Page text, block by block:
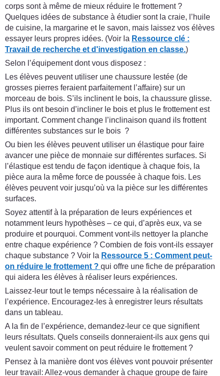
corps sont à même de mieux réduire le frottement ?
Quelques idées de substance à étudier sont la craie, l’huile
de cuisine, la margarine et le savon, mais laissez vos élèves
essayer leurs propres idées. (Voir la Ressource clé :
Travail de recherche et d'investigation en classe.)
Selon l’équipement dont vous disposez :
Les élèves peuvent utiliser une chaussure lestée (de
grosses pierres feraient parfaitement l’affaire) sur un
morceau de bois. S’ils inclinent le bois, la chaussure glisse.
Plus ils ont besoin d’incliner le bois et plus le frottement est
important. Comment change l’inclinaison quand ils frottent
différentes substances sur le bois ?
Ou bien les élèves peuvent utiliser un élastique pour faire
avancer une pièce de monnaie sur différentes surfaces. Si
l’élastique est tendu de façon identique à chaque fois, la
pièce aura la même force de poussée à chaque fois. Les
élèves peuvent voir jusqu’où va la pièce sur les différentes
surfaces.
Soyez attentif à la préparation de leurs expériences et
notamment leurs hypothèses – ce qui, d’après eux, va se
produire et pourquoi. Comment vont-ils nettoyer la planche
entre chaque expérience ? Combien de fois vont-ils essayer
chaque substance ? Voir la Ressource 5 : Comment peut-
on réduire le frottement ? qui offre une fiche de préparation
qui aidera les élèves à réaliser leurs expériences.
Laissez-leur tout le temps nécessaire à la réalisation de
l’expérience. Encouragez-les à enregistrer leurs résultats
dans un tableau.
A la fin de l’expérience, demandez-leur ce que signifient
leurs résultats. Quels conseils donneraient-ils aux gens qui
veulent savoir comment on peut réduire le frottement ?
Pensez à la manière dont vos élèves vont pouvoir présenter
leur travail: Allez-vous demander à chaque groupe de faire